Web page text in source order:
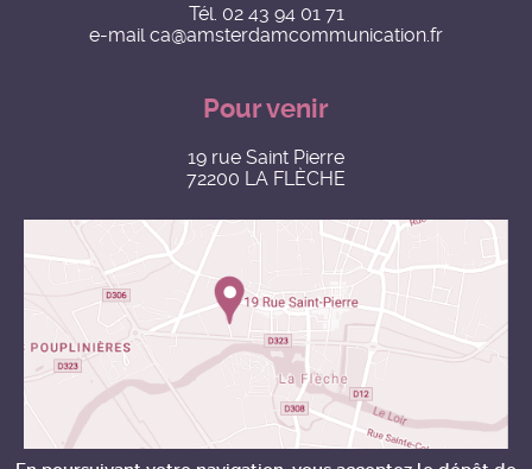
Tél. 02 43 94 01 71
e-mailca@amsterdamcommunication.fr
Pour venir
19 rue Saint Pierre
72200 LA FLÈCHE